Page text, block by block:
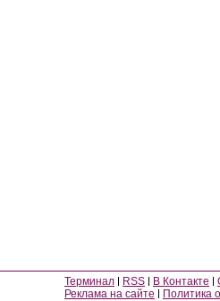
Терминал RSS В Контакте
Реклама на сайте
Политика